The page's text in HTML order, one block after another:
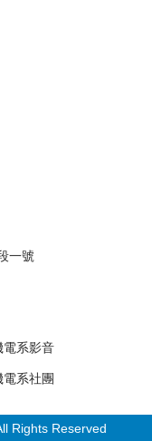
一號
電系影音
系社團
Rights Reserved